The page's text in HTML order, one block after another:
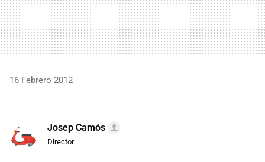
16 Febrero 2012
Josep Camós
Director